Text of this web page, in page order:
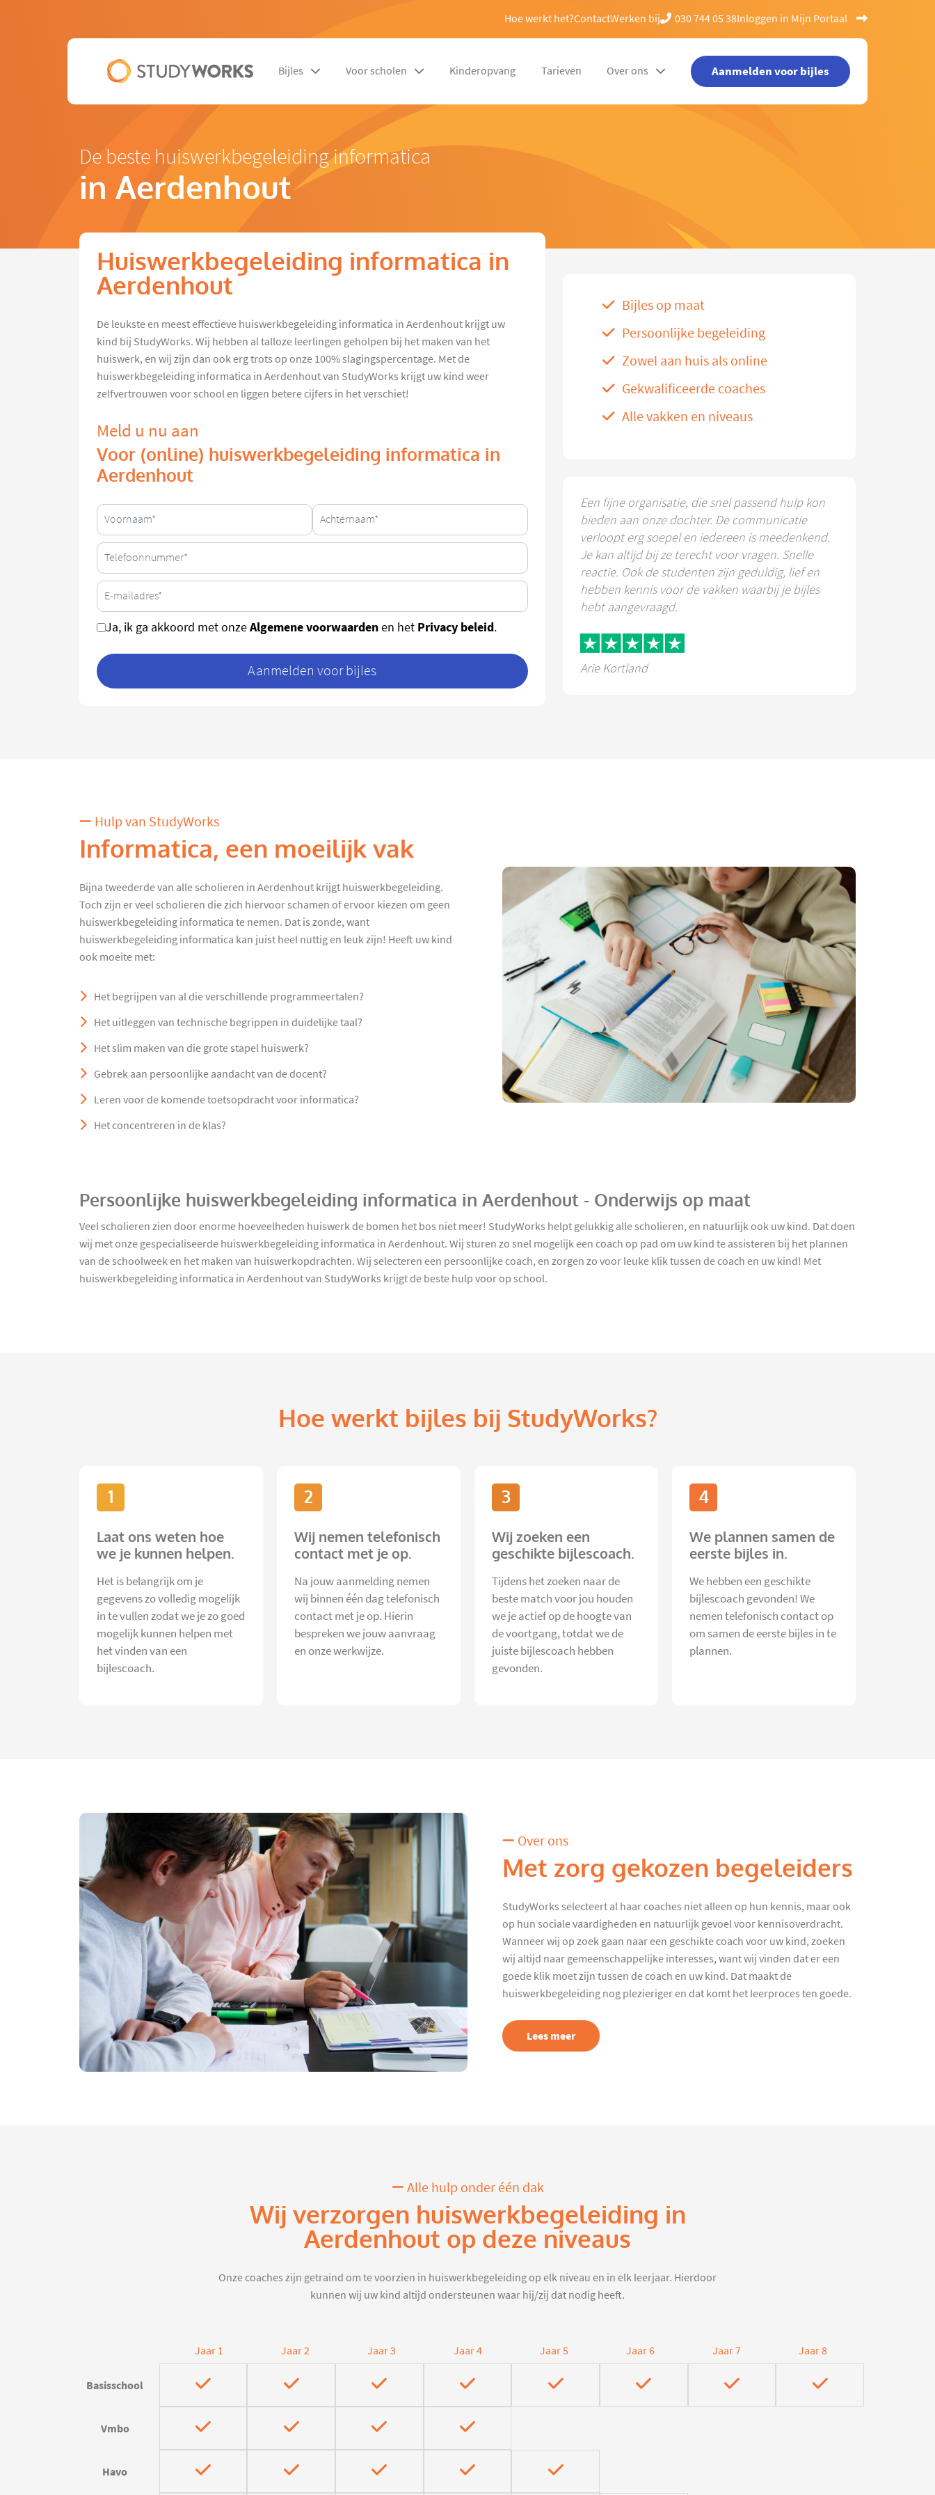
Hoe werkt het?ContactWerken bij 030 744 05 38Inloggen in Mijn Portaal
Bijles Voor scholen Kinderopvang Tarieven Over ons Aanmelden voor bijles
De beste huiswerkbegeleiding informatica
in Aerdenhout
Huiswerkbegeleiding informatica in
Aerdenhout
De leukste en meest effectieve huiswerkbegeleiding informatica in Aerdenhout krijgt uw
kind bij StudyWorks. Wij hebben al talloze leerlingen geholpen bij het maken van het
huiswerk, en wij zijn dan ook erg trots op onze 100% slagingspercentage. Met de
huiswerkbegeleiding informatica in Aerdenhout van StudyWorks krijgt uw kind weer
zelfvertrouwen voor school en liggen betere cijfers in het verschiet!
Meld u nu aan
Voor (online) huiswerkbegeleiding informatica in
Aerdenhout
Ja, ik ga akkoord met onzeAlgemene voorwaardenen het Privacy beleid.
Aanmelden voor bijles
Bijles op maat
Persoonlijke begeleiding
Zowel aan huis als online
Gekwalificeerde coaches
Alle vakken en niveaus
Een fijne organisatie, die snel passend hulp kon
bieden aan onze dochter. De communicatie
verloopt erg soepel en iedereen is meedenkend.
Je kan altijd bij ze terecht voor vragen. Snelle
reactie. Ook de studenten zijn geduldig, lief en
hebben kennis voor de vakken waarbij je bijles
hebt aangevraagd.
Arie Kortland
Hulp van StudyWorks
Informatica, een moeilijk vak
Bijna tweederde van alle scholieren in Aerdenhout krijgt huiswerkbegeleiding.
Toch zijn er veel scholieren die zich hiervoor schamen of ervoor kiezen om geen
huiswerkbegeleiding informatica te nemen. Dat is zonde, want
huiswerkbegeleiding informatica kan juist heel nuttig en leuk zijn! Heeft uw kind
ook moeite met:
Het begrijpen van al die verschillende programmeertalen?
Het uitleggen van technische begrippen in duidelijke taal?
Het slim maken van die grote stapel huiswerk?
Gebrek aan persoonlijke aandacht van de docent?
Leren voor de komende toetsopdracht voor informatica?
Het concentreren in de klas?
Persoonlijke huiswerkbegeleiding informatica in Aerdenhout - Onderwijs op maat
Veel scholieren zien door enorme hoeveelheden huiswerk de bomen het bos niet meer! StudyWorks helpt gelukkig alle scholieren, en natuurlijk ook uw kind. Dat doen
wij met onze gespecialiseerde huiswerkbegeleiding informatica in Aerdenhout. Wij sturen zo snel mogelijk een coach op pad om uw kind te assisteren bij het plannen
van de schoolweek en het maken van huiswerkopdrachten. Wij selecteren een persoonlijke coach, en zorgen zo voor leuke klik tussen de coach en uw kind! Met
huiswerkbegeleiding informatica in Aerdenhout van StudyWorks krijgt de beste hulp voor op school.
Hoe werkt bijles bij StudyWorks?
1
Laat ons weten hoe
we je kunnen helpen.
Het is belangrijk om je
gegevens zo volledig mogelijk
in te vullen zodat we je zo goed
mogelijk kunnen helpen met
het vinden van een
bijlescoach.
2
Wij nemen telefonisch
contact met je op.
Na jouw aanmelding nemen
wij binnen één dag telefonisch
contact met je op. Hierin
bespreken we jouw aanvraag
en onze werkwijze.
3
Wij zoeken een
geschikte bijlescoach.
Tijdens het zoeken naar de
beste match voor jou houden
we je actief op de hoogte van
de voortgang, totdat we de
juiste bijlescoach hebben
gevonden.
4
We plannen samen de
eerste bijles in.
We hebben een geschikte
bijlescoach gevonden! We
nemen telefonisch contact op
om samen de eerste bijles in te
plannen.
Over ons
Met zorg gekozen begeleiders
StudyWorks selecteert al haar coaches niet alleen op hun kennis, maar ook
op hun sociale vaardigheden en natuurlijk gevoel voor kennisoverdracht.
Wanneer wij op zoek gaan naar een geschikte coach voor uw kind, zoeken
wij altijd naar gemeenschappelijke interesses, want wij vinden dat er een
goede klik moet zijn tussen de coach en uw kind. Dat maakt de
huiswerkbegeleiding nog plezieriger en dat komt het leerproces ten goede.
Lees meer
Alle hulp onder één dak
Wij verzorgen huiswerkbegeleiding in
Aerdenhout op deze niveaus
Onze coaches zijn getraind om te voorzien in huiswerkbegeleiding op elk niveau en in elk leerjaar. Hierdoor
kunnen wij uw kind altijd ondersteunen waar hij/zij dat nodig heeft.
Jaar 1 Jaar 2 Jaar 3 Jaar 4 Jaar 5 Jaar 6 Jaar 7 Jaar 8
Basisschool
Vmbo
Havo